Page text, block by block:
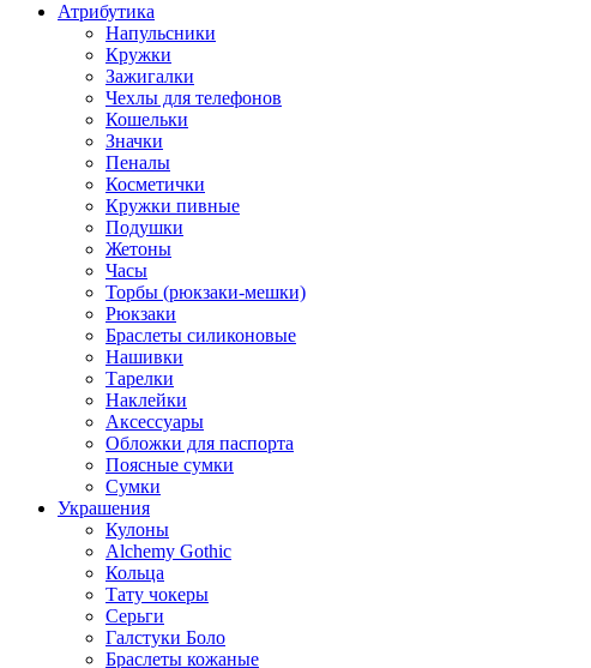
Атрибутика
Напульсники
Кружки
Зажигалки
Чехлы для телефонов
Кошельки
Значки
Пеналы
Косметички
Кружки пивные
Подушки
Жетоны
Часы
Торбы (рюкзаки-мешки)
Рюкзаки
Браслеты силиконовые
Нашивки
Тарелки
Наклейки
Аксессуары
Обложки для паспорта
Поясные сумки
Сумки
Украшения
Кулоны
Alchemy Gothic
Кольца
Тату чокеры
Серьги
Галстуки Боло
Браслеты кожаные